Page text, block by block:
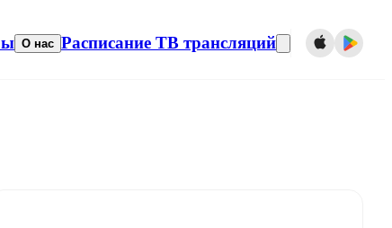
О нас Расписание ТВ трансляций